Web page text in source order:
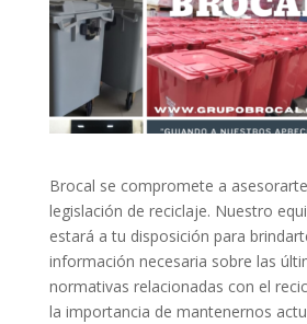
Brocal se compromete a
legislación de reciclaje. Nuestro
estará a tu disposición para
información necesaria sobre las
normativas relacionadas con el
la importancia de mantenernos